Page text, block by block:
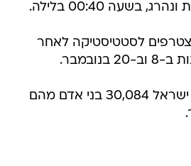
בשעה 00:40 בלילה.
לסטטיסטיקה לאחר
עד כה נהרגו בכבישי ישראל 30,084 בני אדם מהם